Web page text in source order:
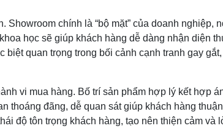
chính là “bộ mặt” của doanh nghiệp,
học sẽ giúp khách hàng dễ dàng nhận diện
quan trọng trong bối cảnh cạnh tranh gay
vi mua hàng. Bố trí sản phẩm hợp lý kết hợp
thoáng đãng, dễ quan sát giúp khách hàng
độ tôn trọng khách hàng, tạo nên thiện cảm và